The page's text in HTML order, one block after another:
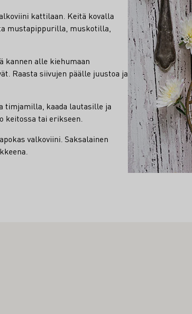
kattilaan. Keitä kovalla
mustapippurilla, muskotilla,
kannen alle kiehumaan
Raasta siivujen päälle juustoa ja
timjamilla, kaada lautasille ja
keitossa tai erikseen.
valkoviini. Saksalainen